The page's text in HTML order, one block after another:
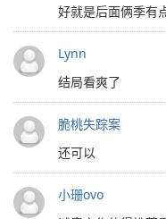
好就是后面俩季有
Lynn
结局看爽了
脆桃失踪案
还可以
小珊ovo